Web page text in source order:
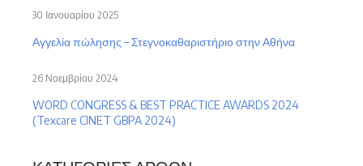
Αγγελία πώλησης – Στεγνοκαθαριστήριο στην Αθήνα
30 Ιανουαρίου 2025
WORD CONGRESS & BEST PRACTICE AWARDS 2024
(Texcare CINET GBPA 2024)
26 Νοεμβρίου 2024